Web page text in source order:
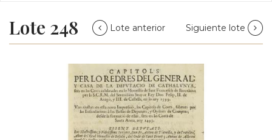
Lote 248 Lote anterior Siguiente lote